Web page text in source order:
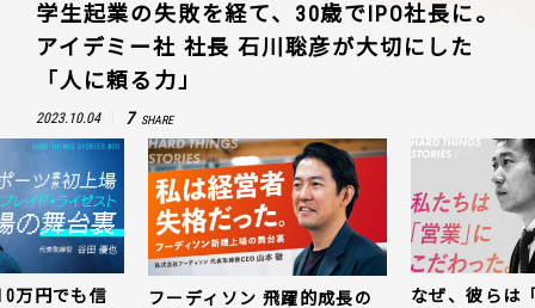
学生起業の失敗を経て、30歳でIPO社長に。
アイデミー社 社長 石川聡彦が大切にした
「人に頼る力」
2023.10.04 7 SHARE
万円でも信
フーディソン 飛躍的成長の
なぜ、彼らは